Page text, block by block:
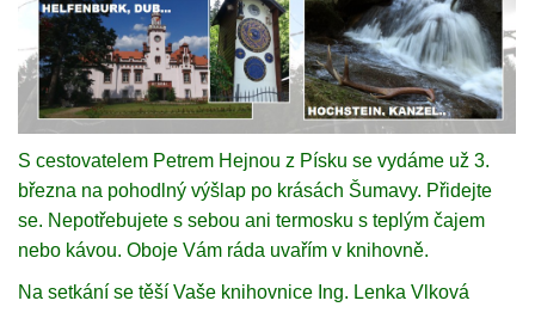
S cestovatelem Petrem Hejnou z Písku se vydáme už 3.
března na pohodlný výšlap po krásách Šumavy. Přidejte
se. Nepotřebujete s sebou ani termosku s teplým čajem
nebo kávou. Oboje Vám ráda uvařím v knihovně.
Na setkání se těší Vaše knihovnice Ing. Lenka Vlková